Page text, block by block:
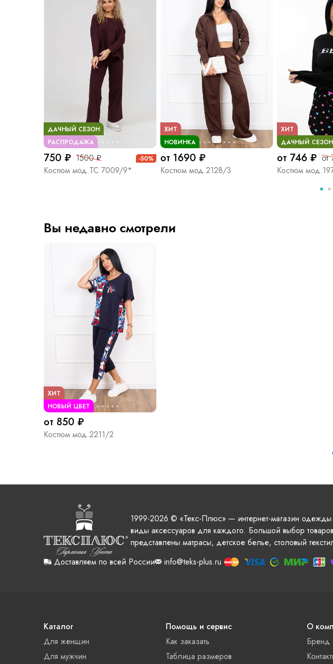
ДАЧНЫЙ СЕЗОН
РАСПРОДАЖА
750 ₽ 1500 ₽ -50%
Костюм мод.ТС 7009/9*
ХИТ
НОВИНКА
от 1690 ₽
Костюм мод.2128/3
ДАЧНЫЙ СЕЗОН
ХИТ
от 746 ₽ от
Костюм
Вы недавно смотрели
НОВЫЙ ЦВЕТ
ХИТ
от 850 ₽
Костюм мод.2211/2
1999-2026 © «Текс-Плюс» — интернет-магазин
виды аксессуаров для каждого. Большой выбор
представлены матрасы, детское белье, столовый
Доставляем по всей России
info@teks-plus.ru
Каталог
Для женщин
Для мужчин
Помощь и сервис
Как заказать
Таблица размеров
О
Бренд